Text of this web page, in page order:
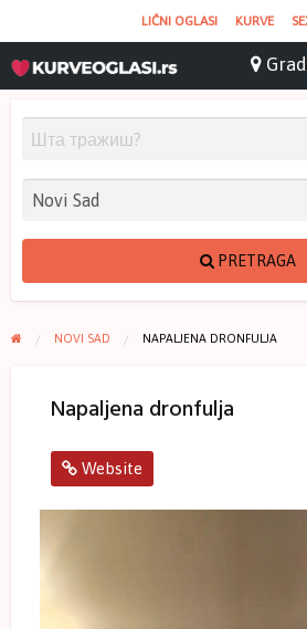
LIČNI OGLASI KURVE
PRETRAGA
NOVI SAD NAPALJENA DRONFULJA
Napaljena dronfulja
Website